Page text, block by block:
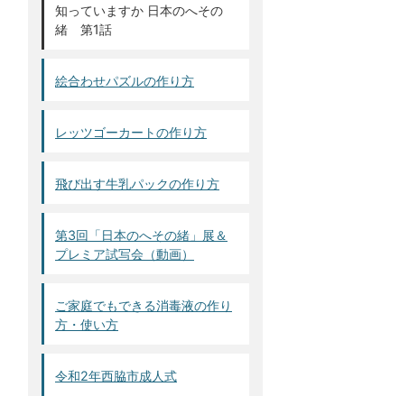
知っていますか 日本のへその
緒 第1話
絵合わせパズルの作り方
レッツゴーカートの作り方
飛び出す牛乳パックの作り方
第3回「日本のへその緒」展＆
プレミア試写会（動画）
ご家庭でもできる消毒液の作り
方・使い方
令和2年西脇市成人式